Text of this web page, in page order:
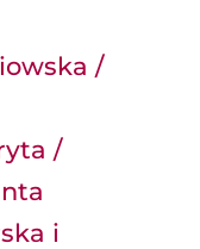
/
/
i